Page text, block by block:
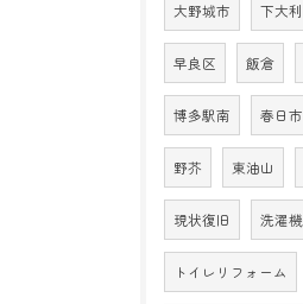
大野城市 下大利
早良区 飯倉
博多駅南 春日市
野芥 東油山
現状復旧 洗濯機
トイレリフォーム